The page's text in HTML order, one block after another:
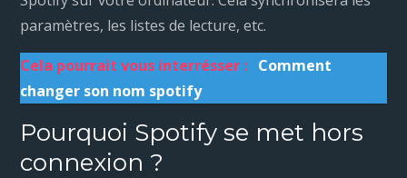
paramètres, les listes de lecture, etc.
Cela pourrait vous interrésser : Comment
changer son nom spotify
Pourquoi Spotify se met hors
connexion ?